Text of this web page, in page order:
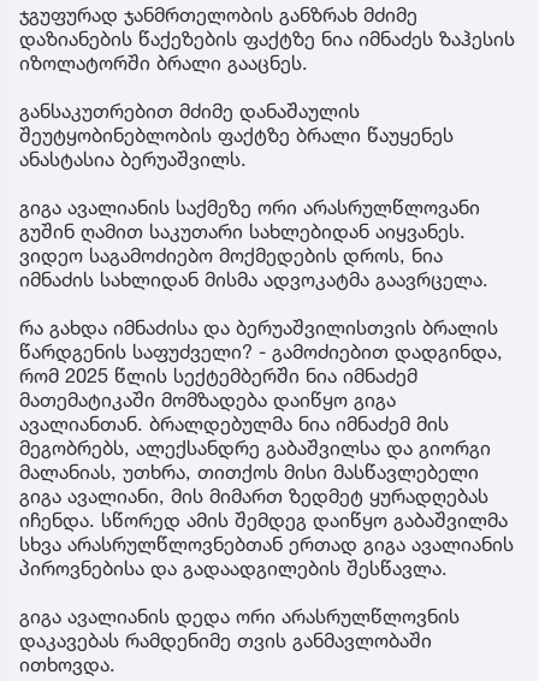
ჯგუფურად ჯანმრთელობის განზრახ მძიმე
დაზიანების წაქეზების ფაქტზე ნია იმნაძეს ზაჰესის
იზოლატორში ბრალი გააცნეს.
განსაკუთრებით მძიმე დანაშაულის
შეუტყობინებლობის ფაქტზე ბრალი წაუყენეს
ანასტასია ბერუაშვილს.
გიგა ავალიანის საქმეზე ორი არასრულწლოვანი
გუშინ ღამით საკუთარი სახლებიდან აიყვანეს.
ვიდეო საგამოძიებო მოქმედების დროს, ნია
იმნაძის სახლიდან მისმა ადვოკატმა გაავრცელა.
რა გახდა იმნაძისა და ბერუაშვილისთვის ბრალის
წარდგენის საფუძველი? - გამოძიებით დადგინდა,
რომ 2025 წლის სექტემბერში ნია იმნაძემ
მათემატიკაში მომზადება დაიწყო გიგა
ავალიანთან. ბრალდებულმა ნია იმნაძემ მის
მეგობრებს, ალექსანდრე გაბაშვილსა და გიორგი
მალანიას, უთხრა, თითქოს მისი მასწავლებელი
გიგა ავალიანი, მის მიმართ ზედმეტ ყურადღებას
იჩენდა. სწორედ ამის შემდეგ დაიწყო გაბაშვილმა
სხვა არასრულწლოვნებთან ერთად გიგა ავალიანის
პიროვნებისა და გადაადგილების შესწავლა.
გიგა ავალიანის დედა ორი არასრულწლოვნის
დაკავებას რამდენიმე თვის განმავლობაში
ითხოვდა.